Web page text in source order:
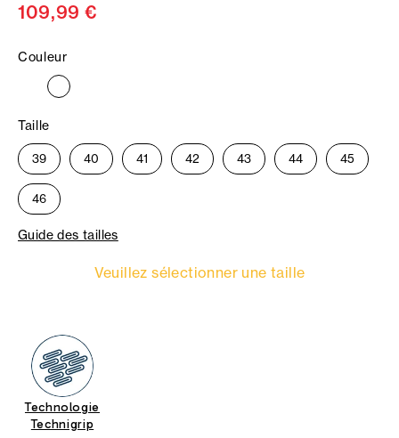
109,99 €
Couleur
Taille
39 40 41 42 43 44 45
46
Guide des tailles
Veuillez sélectionner une taille
Technologie
Technigrip